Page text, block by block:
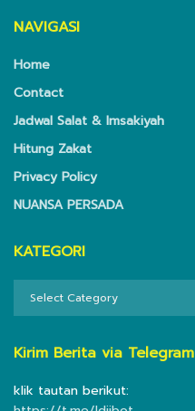
NAVIGASI
Home
Contact
Jadwal Salat & Imsakiyah
Hitung Zakat
Privacy Policy
NUANSA PERSADA
KATEGORI
KATEGORI
Kirim Berita via Telegram
klik tautan berikut: